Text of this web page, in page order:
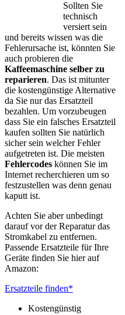
Sollten Sie
technisch
versiert sein
und bereits wissen was die
Fehlerursache ist, könnten Sie
auch probieren die
Kaffeemaschine selber zu
reparieren. Das ist mitunter
die kostengünstige Alternative
da Sie nur das Ersatzteil
bezahlen. Um vorzubeugen
dass Sie ein falsches Ersatzteil
kaufen sollten Sie natürlich
sicher sein welcher Fehler
aufgetreten ist. Die meisten
Fehlercodes können Sie im
Internet recherchieren um so
festzustellen was denn genau
kaputt ist.
Achten Sie aber unbedingt
darauf vor der Reparatur das
Stromkabel zu entfernen.
Passende Ersatzteile für Ihre
Geräte finden Sie hier auf
Amazon:
Ersatzteile finden*
Kostengünstig